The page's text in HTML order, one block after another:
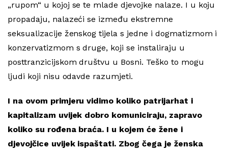
„rupom“ u kojoj se te mlade djevojke nalaze. I u koju
propadaju, nalazeći se između ekstremne
seksualizacije ženskog tijela s jedne i dogmatizmom i
konzervatizmom s druge, koji se instaliraju u
posttranzicijskom društvu u Bosni. Teško to mogu
ljudi koji nisu odavde razumjeti.
I na ovom primjeru vidimo koliko patrijarhat i
kapitalizam uvijek dobro komuniciraju, zapravo
koliko su rođena braća. I u kojem će žene i
djevojčice uvijek ispaštati. Zbog čega je ženska